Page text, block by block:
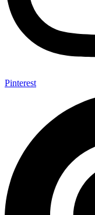
Pinterest